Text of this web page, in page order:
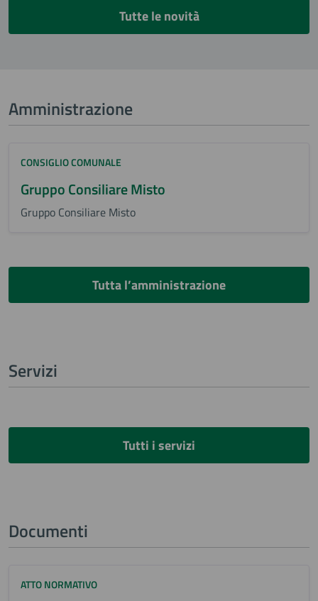
Tutte le novità
Amministrazione
CONSIGLIO COMUNALE
Gruppo Consiliare Misto
Gruppo Consiliare Misto
Tutta l’amministrazione
Servizi
Tutti i servizi
Documenti
ATTO NORMATIVO